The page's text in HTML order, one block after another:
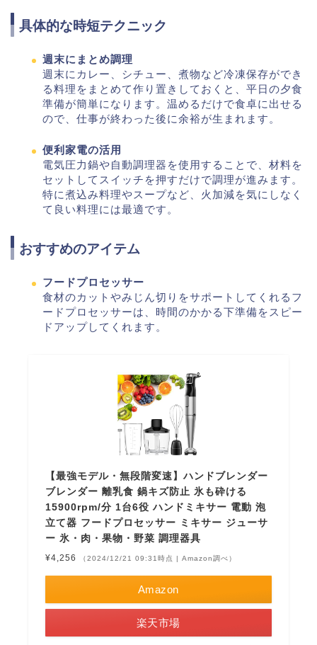
具体的な時短テクニック
週末にまとめ調理
週末にカレー、シチュー、煮物など冷凍保存ができ
る料理をまとめて作り置きしておくと、平日の夕食
準備が簡単になります。温めるだけで食卓に出せる
ので、仕事が終わった後に余裕が生まれます。
便利家電の活用
電気圧力鍋や自動調理器を使用することで、材料を
セットしてスイッチを押すだけで調理が進みます。
特に煮込み料理やスープなど、火加減を気にしなく
て良い料理には最適です。
おすすめのアイテム
フードプロセッサー
食材のカットやみじん切りをサポートしてくれるフ
ードプロセッサーは、時間のかかる下準備をスピー
ドアップしてくれます。
【最強モデル・無段階変速】ハンドブレンダー
ブレンダー 離乳食 鍋キズ防止 氷も砕ける
15900rpm/分 1台6役 ハンドミキサー 電動 泡
立て器 フードプロセッサー ミキサー ジューサ
ー 氷・肉・果物・野菜 調理器具
¥4,256 （2024/12/21 09:31時点 | Amazon調べ）
Amazon
楽天市場